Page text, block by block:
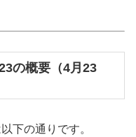
の概要（4月23
下の通りです。